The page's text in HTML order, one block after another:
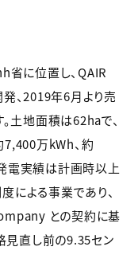
に位置し、QAIR
、2019年6月より売
土地面積は62haで、
万kWh、約
電実績は計画時以上
による事業であり、
との契約に基
見直し前の9.35セン